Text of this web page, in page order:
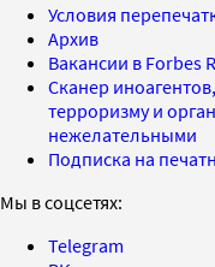
Условия
Архив
Вакансии в Forbes
Сканер
терроризму и
нежелательными
Подписка на
Мы в соцсетях:
Telegram